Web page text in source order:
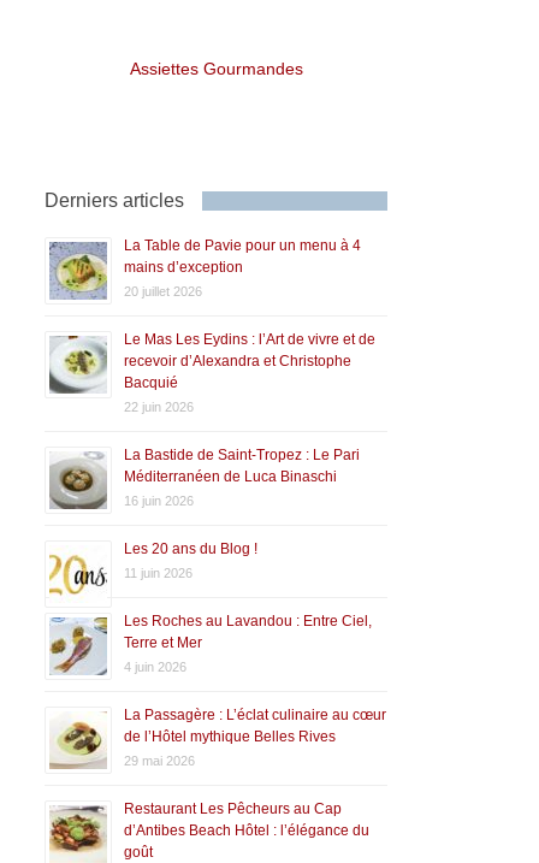
Assiettes Gourmandes
Derniers articles
La Table de Pavie pour un menu à 4
mains d’exception
20 juillet 2026
Le Mas Les Eydins : l’Art de vivre et de
recevoir d’Alexandra et Christophe
Bacquié
22 juin 2026
La Bastide de Saint-Tropez : Le Pari
Méditerranéen de Luca Binaschi
16 juin 2026
Les 20 ans du Blog !
11 juin 2026
Les Roches au Lavandou : Entre Ciel,
Terre et Mer
4 juin 2026
La Passagère : L’éclat culinaire au cœur
de l’Hôtel mythique Belles Rives
29 mai 2026
Restaurant Les Pêcheurs au Cap
d’Antibes Beach Hôtel : l’élégance du
goût